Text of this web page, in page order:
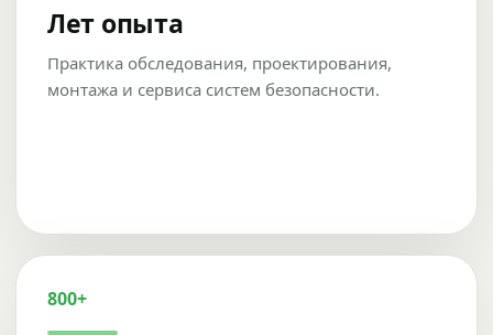
Лет опыта
Практика обследования, проектирования,
монтажа и сервиса систем безопасности.
800+